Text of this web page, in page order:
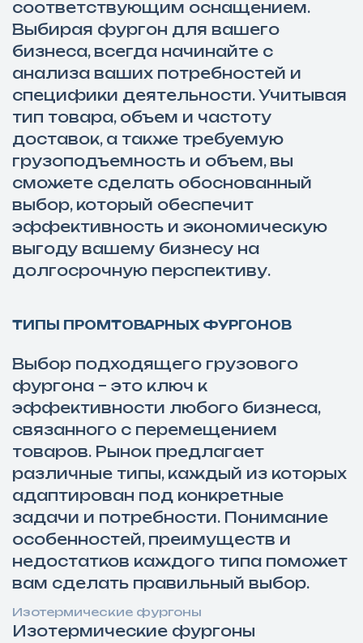
соответствующим оснащением.
Выбирая фургон для вашего
бизнеса, всегда начинайте с
анализа ваших потребностей и
специфики деятельности. Учитывая
тип товара, объем и частоту
доставок, а также требуемую
грузоподъемность и объем, вы
сможете сделать обоснованный
выбор, который обеспечит
эффективность и экономическую
выгоду вашему бизнесу на
долгосрочную перспективу.
ТИПЫ ПРОМТОВАРНЫХ ФУРГОНОВ
Выбор подходящего грузового
фургона – это ключ к
эффективности любого бизнеса,
связанного с перемещением
товаров. Рынок предлагает
различные типы, каждый из которых
адаптирован под конкретные
задачи и потребности. Понимание
особенностей, преимуществ и
недостатков каждого типа поможет
вам сделать правильный выбор.
Изотермические фургоны
Изотермические фургоны